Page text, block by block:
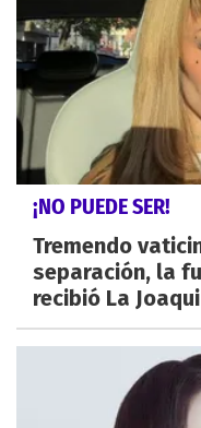
¡NO PUEDE SER!
Tremendo
separación, la
recibió La Joaqui